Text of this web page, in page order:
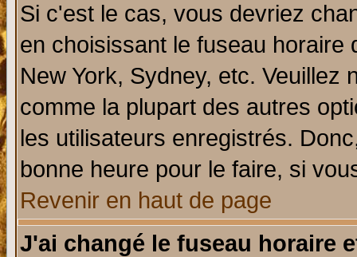
Si c'est le cas, vous devriez
en choisissant le fuseau
New York, Sydney, etc. Veuillez
comme la plupart des autres
les utilisateurs enregistrés.
bonne heure pour le faire, si
Revenir en haut de page
J'ai changé le fuseau horaire